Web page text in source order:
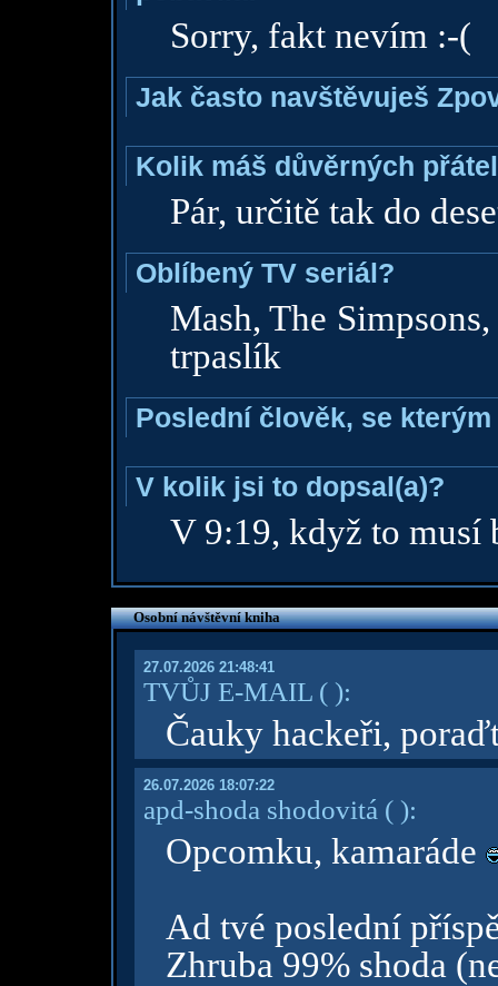
Sorry, fakt nevím :-(
Jak často navštěvuješ
Kolik máš důvěrných
Pár, určitě tak do
Oblíbený TV seriál?
Mash, The
trpaslík
Poslední člověk, se
V kolik jsi to dopsal(a)?
V 9:19, když to musí
Osobní návštěvní kniha
27.07.2026 21:48:41
TVŮJ E-MAIL( ):
Čauky hackeři,
26.07.2026 18:07:22
apd-shoda shodovitá ( ):
Opcomku, kamaráde
Ad tvé poslední
Zhruba 99% shoda